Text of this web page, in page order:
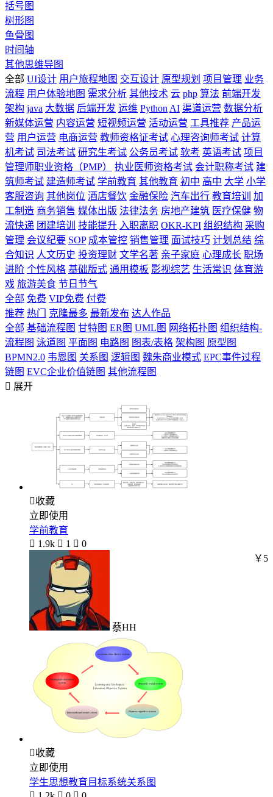
括号图
树形图
鱼骨图
时间轴
其他思维导图
全部 UI设计 用户旅程地图 交互设计 原型规划 项目管理 业务
流程 用户体验地图 需求分析 其他技术 云 php 算法 前端开发
架构 java 大数据 后端开发 运维 Python AI 渠道运营 数据分析
新媒体运营 内容运营 短视频运营 活动运营 工具推荐 产品运
营 用户运营 电商运营 教师资格证考试 心理咨询师考试 计算
机考试 司法考试 研究生考试 公务员考试 软考 英语考试 项目
管理师职业资格（PMP）
执业医师资格考试 会计职称考试 建
筑师考试 建造师考试 学前教育 其他教育 初中 高中 大学 小学
客服咨询 其他岗位 酒店餐饮 金融保险 汽车出行 教育培训
加
工制造 商务销售 媒体出版 法律法务 房地产建筑 医疗保健 物
流快递 团建培训 技能提升 入职离职 OKR-KPI 组织结构 采购
管理 会议纪要 SOP 成本管控 销售管理 面试技巧 计划总结 综
合知识 人文历史 投资理财 文学名著 亲子家庭 心理成长 职场
进阶 个性风格 基础版式 通用模板 影视综艺 生活常识 体育游
戏 旅游美食 节日节气
全部 免费 VIP免费 付费
推荐 热门 克隆最多 最新发布 达人作品
全部 基础流程图 甘特图 ER图 UML图 网络拓扑图 组织结构-
流程图 泳道图 平面图 电路图 图表/表格 架构图 原型图
BPMN2.0 韦恩图 关系图 逻辑图 魏朱商业模式 EPC事件过程
链图 EVC企业价值链图 其他流程图
 展开
收藏
立即使用
学前教育
 1.9k  1  0
蔡HH
￥5
收藏
立即使用
学生思想教育目标系统关系图